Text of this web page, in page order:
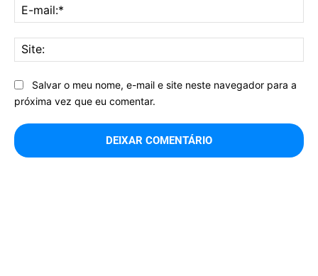
Salvar o meu nome, e-mail e site neste navegador para a
próxima vez que eu comentar.